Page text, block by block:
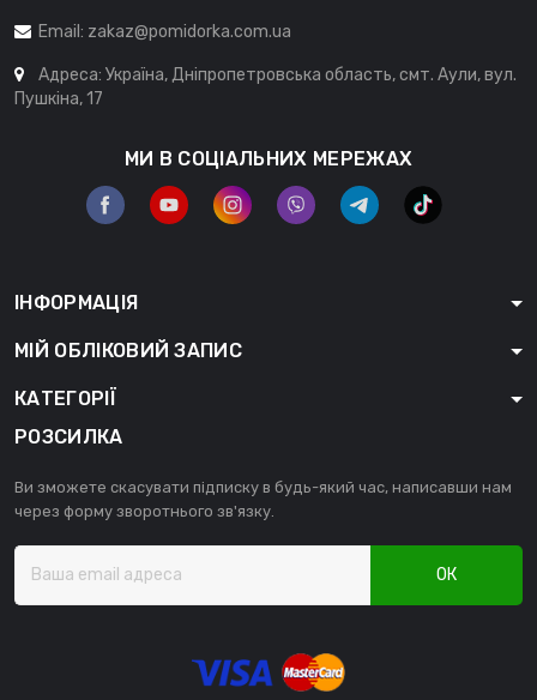
Email: zakaz@pomidorka.com.ua
Адреса: Україна, Дніпропетровська область, смт. Аули, вул.
Пушкіна, 17
МИ В СОЦІАЛЬНИХ МЕРЕЖАХ
ІНФОРМАЦІЯ
МІЙ ОБЛІКОВИЙ ЗАПИС
КАТЕГОРІЇ
РОЗСИЛКА
Ви зможете скасувати підписку в будь-який час, написавши нам
через форму зворотнього зв'язку.
ОК